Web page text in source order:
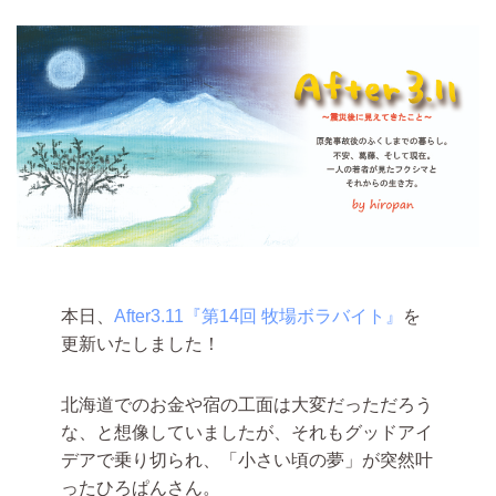
本日、 After3.11『第14回 牧場ボラバイト』
を
更新いたしました！
北海道でのお金や宿の工面は大変だっただろう
な、と想像していましたが、それもグッドアイ
デアで乗り切られ、「小さい頃の夢」が突然叶
ったひろぱんさん。